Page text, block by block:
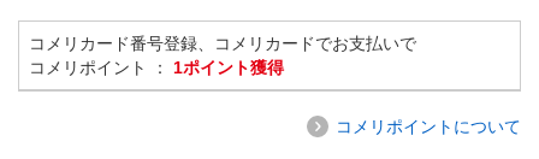
コメリカード番号登録、コメリカードでお支払いで
コメリポイント ： 1ポイント獲得
コメリポイントについて